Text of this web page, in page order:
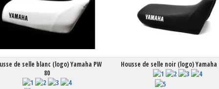
de selle blanc (logo) Yamaha PW
80
Housse de selle noir (logo) Yamaha